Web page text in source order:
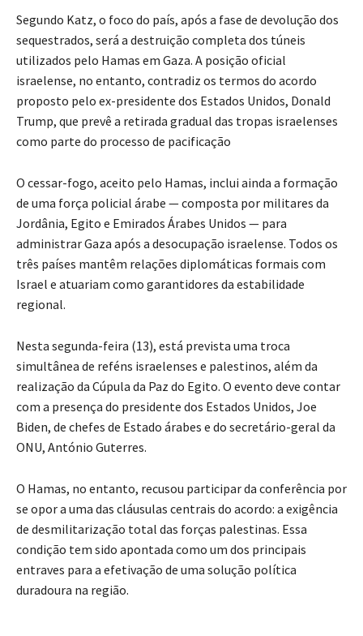
Segundo Katz, o foco do país, após a fase de devolução dos
sequestrados, será a destruição completa dos túneis
utilizados pelo Hamas em Gaza. A posição oficial
israelense, no entanto, contradiz os termos do acordo
proposto pelo ex-presidente dos Estados Unidos, Donald
Trump, que prevê a retirada gradual das tropas israelenses
como parte do processo de pacificação
O cessar-fogo, aceito pelo Hamas, inclui ainda a formação
de uma força policial árabe — composta por militares da
Jordânia, Egito e Emirados Árabes Unidos — para
administrar Gaza após a desocupação israelense. Todos os
três países mantêm relações diplomáticas formais com
Israel e atuariam como garantidores da estabilidade
regional.
Nesta segunda-feira (13), está prevista uma troca
simultânea de reféns israelenses e palestinos, além da
realização da Cúpula da Paz do Egito. O evento deve contar
com a presença do presidente dos Estados Unidos, Joe
Biden, de chefes de Estado árabes e do secretário-geral da
ONU, António Guterres.
O Hamas, no entanto, recusou participar da conferência por
se opor a uma das cláusulas centrais do acordo: a exigência
de desmilitarização total das forças palestinas. Essa
condição tem sido apontada como um dos principais
entraves para a efetivação de uma solução política
duradoura na região.